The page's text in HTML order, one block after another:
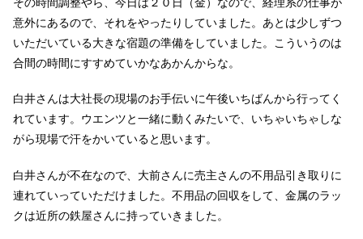
意外にあるので、それをやったりしていました。あとは少しずつ
いただいている大きな宿題の準備をしていました。こういうのは
合間の時間にすすめていかなあかんからな。
白井さんは大社長の現場のお手伝いに午後いちばんから行ってく
れています。ウエンツと一緒に動くみたいで、いちゃいちゃしな
がら現場で汗をかいていると思います。
白井さんが不在なので、大前さんに売主さんの不用品引き取りに
連れていっていただけました。不用品の回収をして、金属のラッ
クは近所の鉄屋さんに持っていきました。